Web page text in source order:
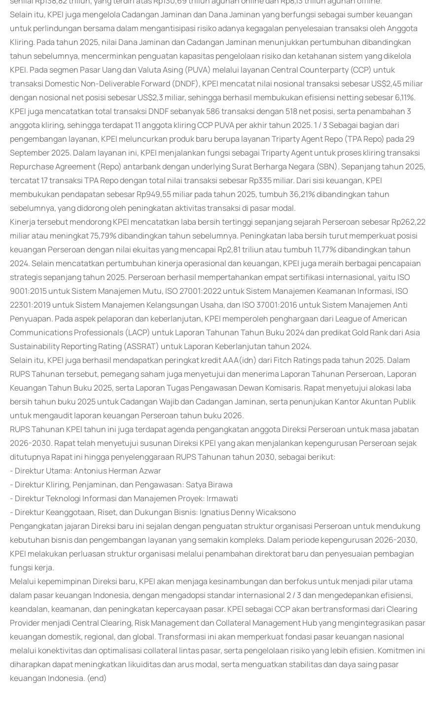
Selain itu, KPEI juga mengelola Cadangan Jaminan dan Dana Jaminan yang berfungsi sebagai sumber keuangan
untuk perlindungan bersama dalam mengantisipasi risiko adanya kegagalan penyelesaian transaksi oleh Anggota
Kliring. Pada tahun 2025, nilai Dana Jaminan dan Cadangan Jaminan menunjukkan pertumbuhan dibandingkan
tahun sebelumnya, mencerminkan penguatan kapasitas pengelolaan risiko dan ketahanan sistem yang dikelola
KPEI. Pada segmen Pasar Uang dan Valuta Asing (PUVA) melalui layanan Central Counterparty (CCP) untuk
transaksi Domestic Non-Deliverable Forward (DNDF), KPEI mencatat nilai nosional transaksi sebesar US$2,45 miliar
dengan nosional net posisi sebesar US$2,3 miliar, sehingga berhasil membukukan efisiensi netting sebesar 6,11%.
KPEI juga mencatatkan total transaksi DNDF sebanyak 586 transaksi dengan 518 net posisi, serta penambahan 3
anggota kliring, sehingga terdapat 11 anggota kliring CCP PUVA per akhir tahun 2025. 1 / 3 Sebagai bagian dari
pengembangan layanan, KPEI meluncurkan produk baru berupa layanan Triparty Agent Repo (TPA Repo) pada 29
September 2025. Dalam layanan ini, KPEI menjalankan fungsi sebagai Triparty Agent untuk proses kliring transaksi
Repurchase Agreement (Repo) antarbank dengan underlying Surat Berharga Negara (SBN). Sepanjang tahun 2025,
tercatat 17 transaksi TPA Repo dengan total nilai transaksi sebesar Rp335 miliar. Dari sisi keuangan, KPEI
membukukan pendapatan sebesar Rp949,55 miliar pada tahun 2025, tumbuh 36,21% dibandingkan tahun
sebelumnya, yang didorong oleh peningkatan aktivitas transaksi di pasar modal.
Kinerja tersebut mendorong KPEI mencatatkan laba bersih tertinggi sepanjang sejarah Perseroan sebesar Rp262,22
miliar atau meningkat 75,79% dibandingkan tahun sebelumnya. Peningkatan laba bersih turut memperkuat posisi
keuangan Perseroan dengan nilai ekuitas yang mencapai Rp2,81 triliun atau tumbuh 11,77% dibandingkan tahun
2024. Selain mencatatkan pertumbuhan kinerja operasional dan keuangan, KPEI juga meraih berbagai pencapaian
strategis sepanjang tahun 2025. Perseroan berhasil mempertahankan empat sertifikasi internasional, yaitu ISO
9001:2015 untuk Sistem Manajemen Mutu, ISO 27001:2022 untuk Sistem Manajemen Keamanan Informasi, ISO
22301:2019 untuk Sistem Manajemen Kelangsungan Usaha, dan ISO 37001:2016 untuk Sistem Manajemen Anti
Penyuapan. Pada aspek pelaporan dan keberlanjutan, KPEI memperoleh penghargaan dari League of American
Communications Professionals (LACP) untuk Laporan Tahunan Tahun Buku 2024 dan predikat Gold Rank dari Asia
Sustainability Reporting Rating (ASSRAT) untuk Laporan Keberlanjutan tahun 2024.
Selain itu, KPEI juga berhasil mendapatkan peringkat kredit AAA(idn) dari Fitch Ratings pada tahun 2025. Dalam
RUPS Tahunan tersebut, pemegang saham juga menyetujui dan menerima Laporan Tahunan Perseroan, Laporan
Keuangan Tahun Buku 2025, serta Laporan Tugas Pengawasan Dewan Komisaris. Rapat menyetujui alokasi laba
bersih tahun buku 2025 untuk Cadangan Wajib dan Cadangan Jaminan, serta penunjukan Kantor Akuntan Publik
untuk mengaudit laporan keuangan Perseroan tahun buku 2026.
RUPS Tahunan KPEI tahun ini juga terdapat agenda pengangkatan anggota Direksi Perseroan untuk masa jabatan
2026-2030. Rapat telah menyetujui susunan Direksi KPEI yang akan menjalankan kepengurusan Perseroan sejak
ditutupnya Rapat ini hingga penyelenggaraan RUPS Tahunan tahun 2030, sebagai berikut:
- Direktur Utama: Antonius Herman Azwar
- Direktur Kliring, Penjaminan, dan Pengawasan: Satya Birawa
- Direktur Teknologi Informasi dan Manajemen Proyek: Irmawati
- Direktur Keanggotaan, Riset, dan Dukungan Bisnis: Ignatius Denny Wicaksono
Pengangkatan jajaran Direksi baru ini sejalan dengan penguatan struktur organisasi Perseroan untuk mendukung
kebutuhan bisnis dan pengembangan layanan yang semakin kompleks. Dalam periode kepengurusan 2026-2030,
KPEI melakukan perluasan struktur organisasi melalui penambahan direktorat baru dan penyesuaian pembagian
fungsi kerja.
Melalui kepemimpinan Direksi baru, KPEI akan menjaga kesinambungan dan berfokus untuk menjadi pilar utama
dalam pasar keuangan Indonesia, dengan mengadopsi standar internasional 2 / 3 dan mengedepankan efisiensi,
keandalan, keamanan, dan peningkatan kepercayaan pasar. KPEI sebagai CCP akan bertransformasi dari Clearing
Provider menjadi Central Clearing, Risk Management dan Collateral Management Hub yang mengintegrasikan pasar
keuangan domestik, regional, dan global. Transformasi ini akan memperkuat fondasi pasar keuangan nasional
melalui konektivitas dan optimalisasi collateral lintas pasar, serta pengelolaan risiko yang lebih efisien. Komitmen ini
diharapkan dapat meningkatkan likuiditas dan arus modal, serta menguatkan stabilitas dan daya saing pasar
keuangan Indonesia. (end)